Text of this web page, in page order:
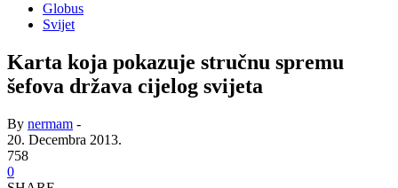
Globus
Svijet
Karta koja pokazuje stručnu spremu
šefova država cijelog svijeta
By nermam -
20. Decembra 2013.
758
0